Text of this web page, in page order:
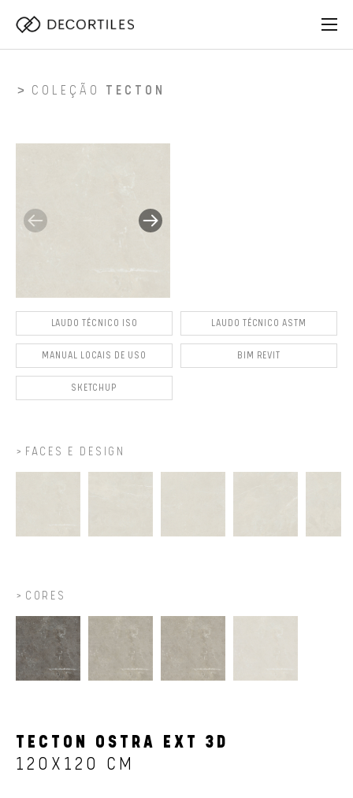
COLEÇÃO TECTON
LAUDO TÉCNICO ISO LAUDO TÉCNICO ASTM
MANUAL LOCAIS DE USO BIM REVIT
SKETCHUP
FACES E DESIGN
CORES
TECTON OSTRA EXT 3D
120X120 CM